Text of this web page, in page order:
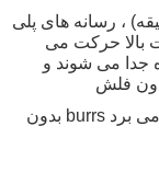
(تا 8000 دور در دقیقه) ، رسانه های پلی
بالا حرکت می
جدا می شوند و
فلش
عمل سقوط ٫ در ترکیب با تاثیر رسانه ٫ از بین می برد burrs بدون